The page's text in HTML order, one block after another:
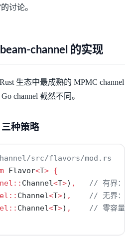
讨论。
channel 的实现
Rust 生态中最成熟的 MPMC channel
channel 截然不同。
种策略
src/flavors/mod.rs
Flavor<T> {
Channel<T>) ,
// 有界：环
Channel<T>) ,
// 无界：链
Channel<T>) ,
// 零容量：